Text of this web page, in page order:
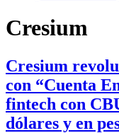
Cresium
Cresium
con “Cuenta
fintech con
dólares y en